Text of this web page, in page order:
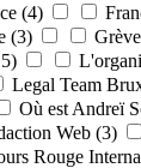
(4)
(3)
Legal Team
Où est Andreï
Web (3)
Rouge